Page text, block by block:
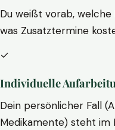
Du weißt vorab,
was Zusatztermine
✓
Individuelle
Dein persönlicher Fall
Medikamente) steht im